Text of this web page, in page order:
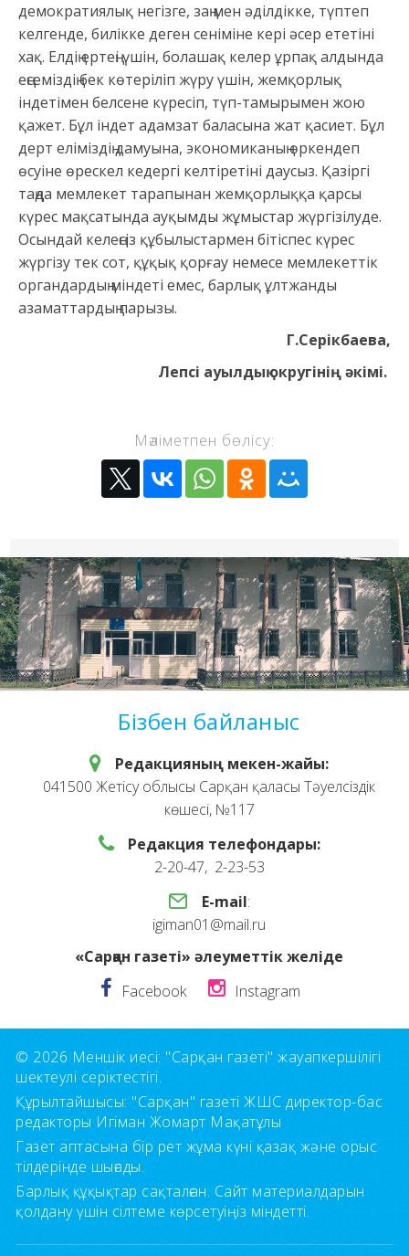
демократиялық негізге, заң мен әділдікке, түптеп
келгенде, билікке деген сеніміне кері әсер ететіні
хақ. Елдің ертеңі үшін, болашақ келер ұрпақ алдында
еңсеміздің бек көтеріліп жүру үшін, жемқорлық
індетімен белсене күресіп, түп-тамырымен жою
қажет. Бұл індет адамзат баласына жат қасиет. Бұл
дерт еліміздің дамуына, экономиканың өркендеп
өсуіне өрескел кедергі келтіретіні даусыз. Қазіргі
таңда мемлекет тарапынан жемқорлыққа қарсы
күрес мақсатында ауқымды жұмыстар жүргізілуде.
Осындай келеңсіз құбылыстармен бітіспес күрес
жүргізу тек сот, құқық қорғау немесе мемлекеттік
органдардың міндеті емес, барлық ұлтжанды
азаматтардың парызы.
Г.Серікбаева,
Лепсі ауылдық округінің әкімі.
Мәліметпен бөлісу:
Бізбен байланыс
Редакцияның мекен-жайы:
041500 Жетісу облысы Сарқан қаласы Тәуелсіздік
көшесі, №117
Редакция телефондары:
2-20-47, 2-23-53
E-mail:
igiman01@mail.ru
«Сарқан газеті» әлеуметтік желіде
Facebook
Instagram
© 2026 Меншік иесі: "Сарқан газеті" жауапкершілігі
шектеулі серіктестігі.
Құрылтайшысы: "Сарқан" газеті ЖШС директор-бас
редакторы Игіман Жомарт Мақатұлы
Газет аптасына бір рет жұма күні қазақ және орыс
тілдерінде шығады.
Барлық құқықтар сақталған. Сайт материалдарын
қолдану үшін сілтеме көрсетуіңіз міндетті.